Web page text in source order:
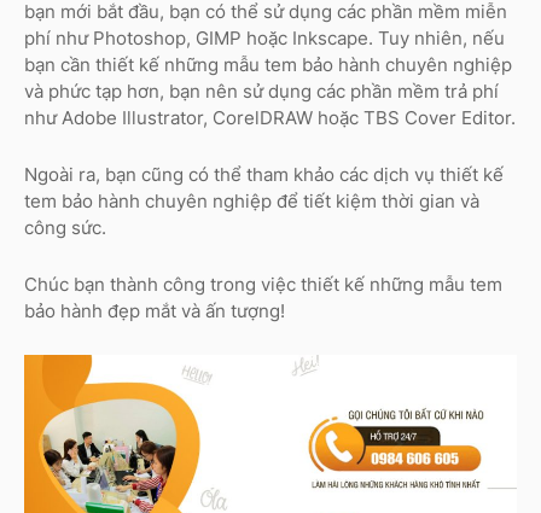
bạn mới bắt đầu, bạn có thể sử dụng các phần mềm miễn
phí như Photoshop, GIMP hoặc Inkscape. Tuy nhiên, nếu
bạn cần thiết kế những mẫu tem bảo hành chuyên nghiệp
và phức tạp hơn, bạn nên sử dụng các phần mềm trả phí
như Adobe Illustrator, CorelDRAW hoặc TBS Cover Editor.
Ngoài ra, bạn cũng có thể tham khảo các dịch vụ thiết kế
tem bảo hành chuyên nghiệp để tiết kiệm thời gian và
công sức.
Chúc bạn thành công trong việc thiết kế những mẫu tem
bảo hành đẹp mắt và ấn tượng!